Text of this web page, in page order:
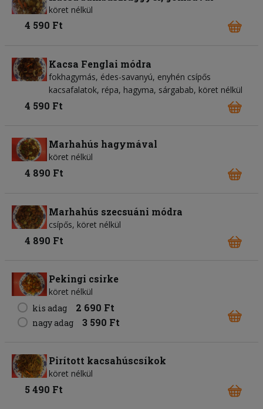
köret nélkül
4 590 Ft
Kacsa Fenglai módra
fokhagymás, édes-savanyú, enyhén csípős
kacsafalatok, répa, hagyma, sárgabab, köret nélkül
4 590 Ft
Marhahús hagymával
köret nélkül
4 890 Ft
Marhahús szecsuáni módra
csípős, köret nélkül
4 890 Ft
Pekingi csirke
köret nélkül
kis adag
2 690 Ft
nagy adag 3 590 Ft
Pirított kacsahúscsíkok
köret nélkül
5 490 Ft